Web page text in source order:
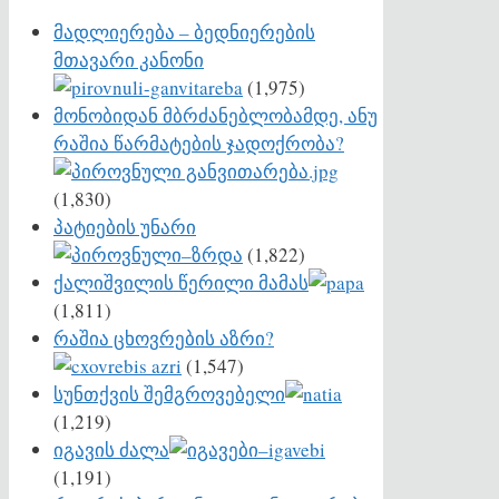
მადლიერება – ბედნიერების
მთავარი კანონი
(1,975)
მონობიდან მბრძანებლობამდე, ანუ
რაშია წარმატების ჯადოქრობა?
(1,830)
პატიების უნარი
(1,822)
ქალიშვილის წერილი მამას
(1,811)
რაშია ცხოვრების აზრი?
(1,547)
სუნთქვის შემგროვებელი
(1,219)
იგავის ძალა
(1,191)